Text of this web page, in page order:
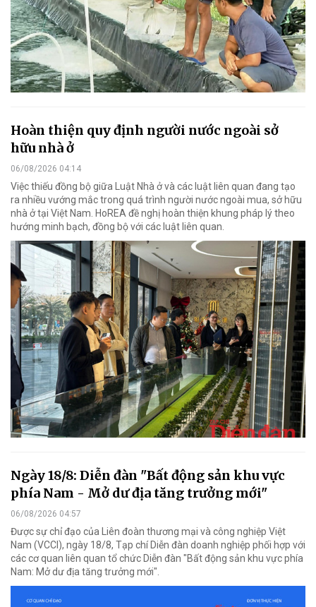
Hoàn thiện quy định người nước ngoài sở
hữu nhà ở
06/08/2026 04:14
Việc thiếu đồng bộ giữa Luật Nhà ở và các luật liên quan đang tạo
ra nhiều vướng mắc trong quá trình người nước ngoài mua, sở hữu
nhà ở tại Việt Nam. HoREA đề nghị hoàn thiện khung pháp lý theo
hướng minh bạch, đồng bộ với các luật liên quan.
Ngày 18/8: Diễn đàn "Bất động sản khu vực
phía Nam - Mở dư địa tăng trưởng mới"
06/08/2026 04:57
Được sự chỉ đạo của Liên đoàn thương mại và công nghiệp Việt
Nam (VCCI), ngày 18/8, Tạp chí Diễn đàn doanh nghiệp phối hợp với
các cơ quan liên quan tổ chức Diễn đàn "Bất động sản khu vực phía
Nam: Mở dư địa tăng trưởng mới".